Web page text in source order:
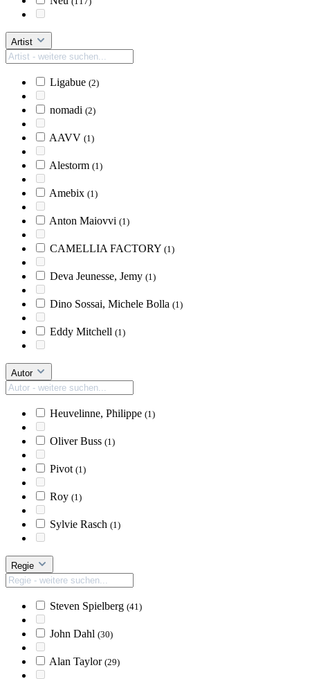
Artist
Ligabue (2)
nomadi (2)
AAVV (1)
Alestorm (1)
Amebix (1)
Anton Maiovvi (1)
CAMELLIA FACTORY (1)
Deva Jeunesse, Jemy (1)
Dino Sossai, Michele Bolla (1)
Eddy Mitchell (1)
Autor
Heuvelinne, Philippe (1)
Oliver Buss (1)
Pivot (1)
Roy (1)
Sylvie Rasch (1)
Regie
Steven Spielberg (41)
John Dahl (30)
Alan Taylor (29)